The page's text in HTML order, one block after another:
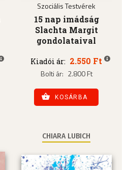
Szociális Testvérek
15 nap imádság
Slachta Margit
gondolataival
Kiadói ár: 2.550 Ft
Bolti ár: 2.800 Ft
KOSÁRBA
CHIARA LUBICH